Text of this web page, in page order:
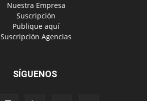
‎ Nuestra Empresa
‎ Suscripción
‎ Publique aquí
‎ Suscripción Agencias
SÍGUENOS